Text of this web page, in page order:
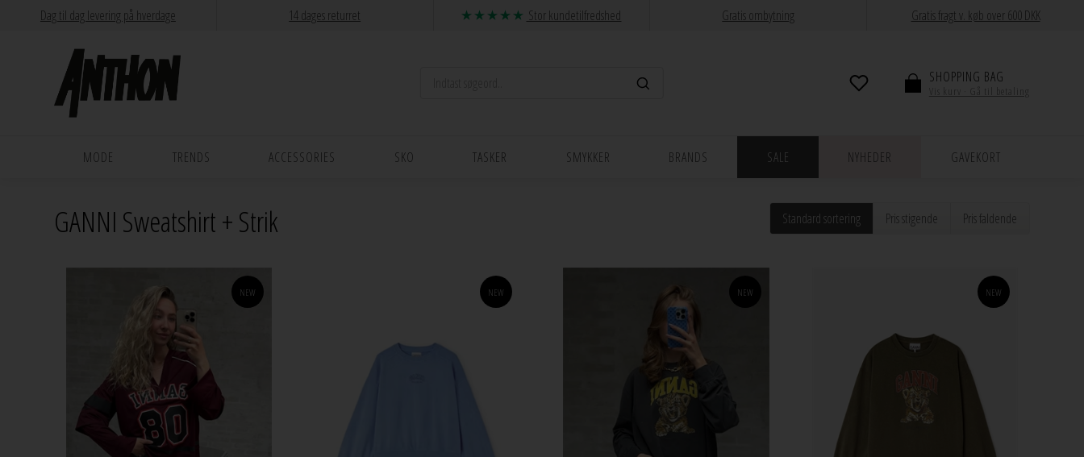
Dag til dag levering på hverdage 14 dages returret Stor kundetilfredshed Gratis ombytning Gratis fragt v. køb over 600 DKK
SHOPPING BAG
MODE TRENDS ACCESSORIES SKO TASKER SMYKKER BRANDS SALE NYHEDER GAVEKORT
GANNI Sweatshirt + Strik Standard sortering Pris stigende Pris faldende
NEW NEW NEW NEW